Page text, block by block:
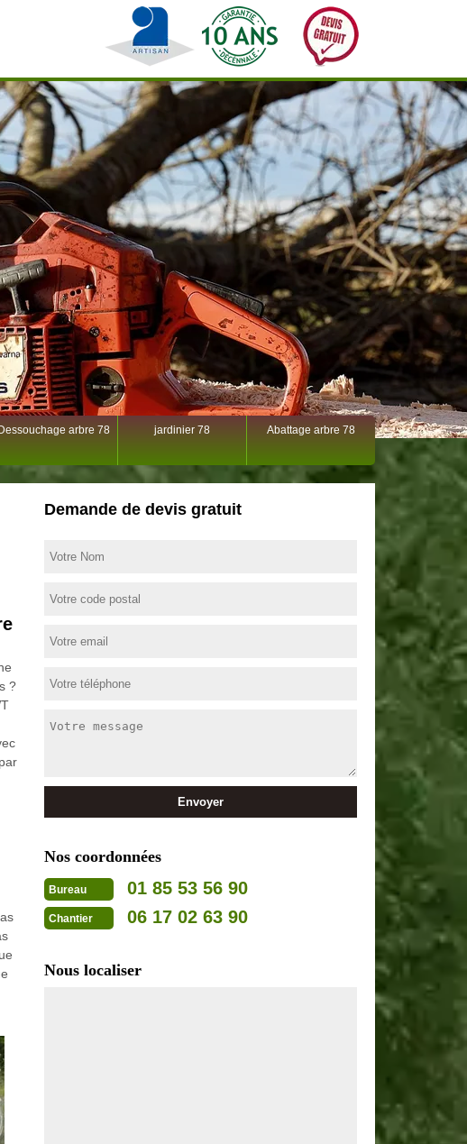
Dessouchage arbre 78 jardinier 78 Abattage arbre 78
?
Demande de devis gratuit
Nos coordonnées
Bureau 01 85 53 56 90
Chantier 06 17 02 63 90
Nous localiser